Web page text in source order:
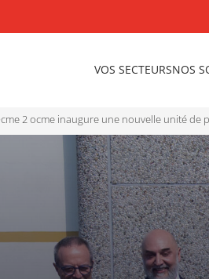
VOS SECTEURSNOS
ocme 2 ocme inaugure une nouvelle unité de